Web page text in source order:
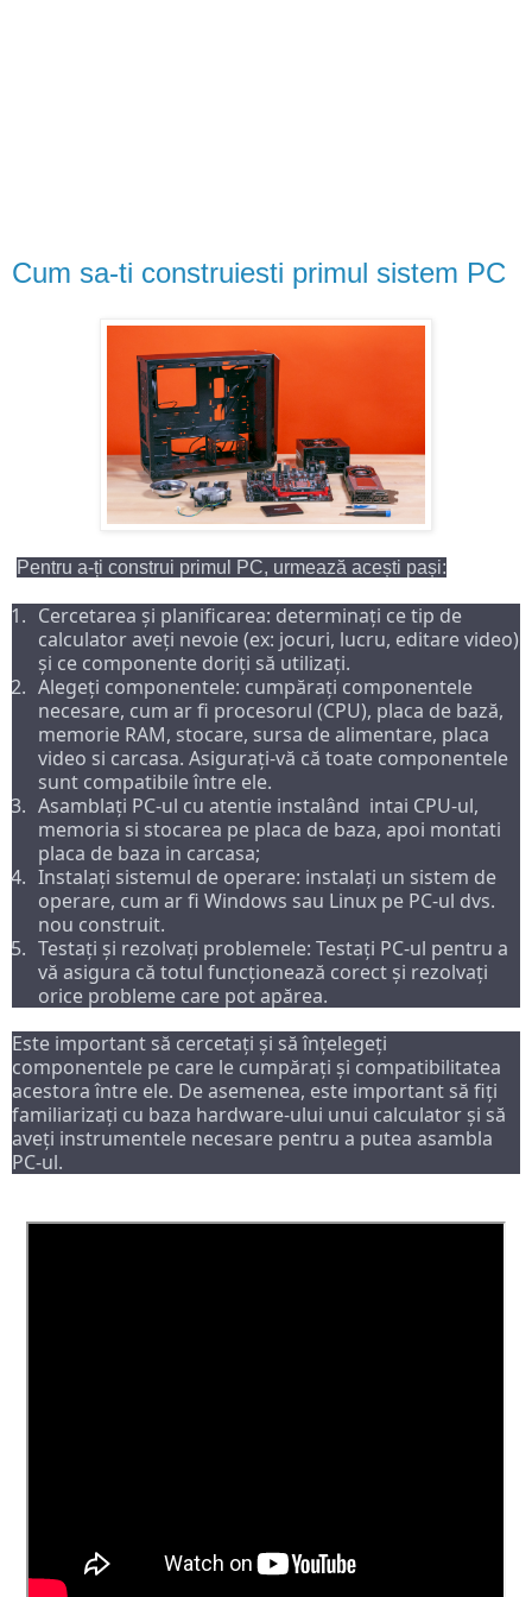
Cum sa-ti construiesti primul sistem PC
Pentru a-ți construi primul PC, urmează acești pași:
Cercetarea și planificarea: determinați ce tip de
calculator aveți nevoie (ex: jocuri, lucru, editare video)
și ce componente doriți să utilizați.
Alegeți componentele: cumpărați componentele
necesare, cum ar fi procesorul (CPU), placa de bază,
memorie RAM, stocare, sursa de alimentare, placa
video si carcasa. Asigurați-vă că toate componentele
sunt compatibile între ele.
Asamblați PC-ul cu atentie instalând  intai CPU-ul,
memoria si stocarea pe placa de baza, apoi montati
placa de baza in carcasa;
Instalați sistemul de operare: instalați un sistem de
operare, cum ar fi Windows sau Linux pe PC-ul dvs.
nou construit.
Testați și rezolvați problemele: Testați PC-ul pentru a
vă asigura că totul funcționează corect și rezolvați
orice probleme care pot apărea.
Este important să cercetați și să înțelegeți
componentele pe care le cumpărați și compatibilitatea
acestora între ele. De asemenea, este important să fiți
familiarizați cu baza hardware-ului unui calculator și să
aveți instrumentele necesare pentru a putea asambla
PC-ul.